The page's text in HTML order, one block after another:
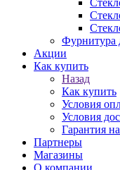
Фурнитура
Акции
Как купить
Назад
Как купить
Условия
Условия
Гарантия
Партнеры
Магазины
О компании